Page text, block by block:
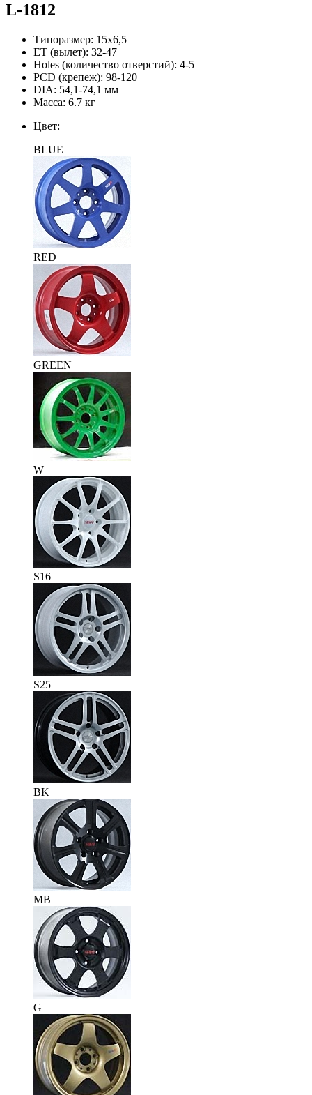
L-1812
Типоразмер: 15х6,5
ЕТ (вылет): 32-47
Holes (количество отверстий): 4-5
PCD (крепеж): 98-120
DIA: 54,1-74,1 мм
Масса: 6.7 кг
Цвет:
BLUE
RED
GREEN
W
S16
S25
BK
MB
G